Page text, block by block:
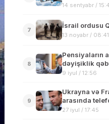
14 sentyabr /
7
İsrail ordusu
13 noyabr / 08:41
8
Pensiyaların
dəyişiklik
9 iyul / 12:56
9
Ukrayna və
arasında
27 iyul / 17:45